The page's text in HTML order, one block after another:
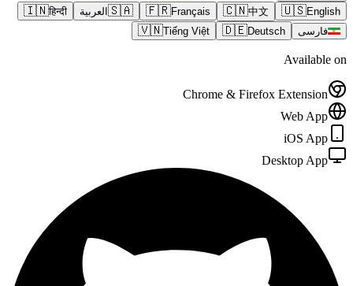
🇺🇸English
🇨🇳中文
🇫🇷Français
🇸🇦 العربية 🇮🇳हिन्दी
فارسی
🇩🇪Deutsch
🇻🇳Tiếng Việt
Available on
Chrome & Firefox Extension
Web App
iOS App
Desktop App